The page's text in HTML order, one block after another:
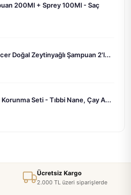
200Ml + Sprey 100Ml - Saç
Doğal Zeytinyağlı Şampuan 2'l...
Seti - Tıbbi Nane, Çay A...
Ücretsiz Kargo
2.000 TL üzeri siparişlerde